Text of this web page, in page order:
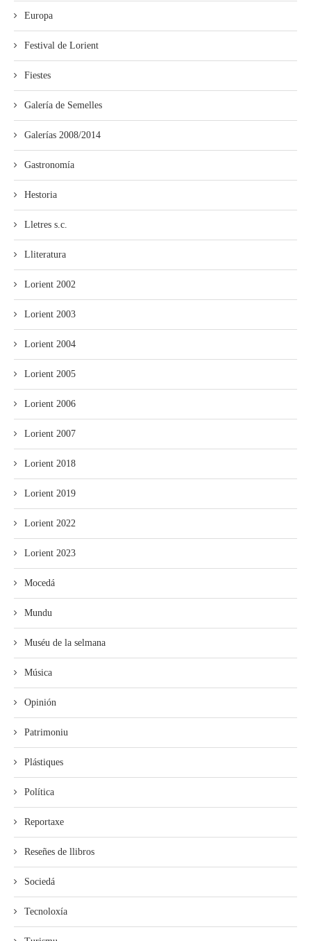
Europa
Festival de Lorient
Fiestes
Galería de Semelles
Galerías 2008/2014
Gastronomía
Hestoria
Lletres s.c.
Lliteratura
Lorient 2002
Lorient 2003
Lorient 2004
Lorient 2005
Lorient 2006
Lorient 2007
Lorient 2018
Lorient 2019
Lorient 2022
Lorient 2023
Mocedá
Mundu
Muséu de la selmana
Música
Opinión
Patrimoniu
Plástiques
Política
Reportaxe
Reseñes de llibros
Sociedá
Tecnoloxía